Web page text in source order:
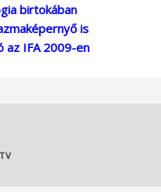
birtokában
is
az IFA 2009-en
TV